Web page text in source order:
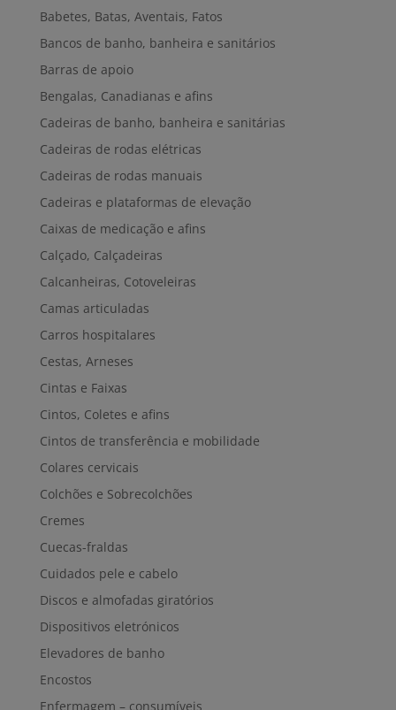
Babetes, Batas, Aventais, Fatos
Bancos de banho, banheira e sanitários
Barras de apoio
Bengalas, Canadianas e afins
Cadeiras de banho, banheira e sanitárias
Cadeiras de rodas elétricas
Cadeiras de rodas manuais
Cadeiras e plataformas de elevação
Caixas de medicação e afins
Calçado, Calçadeiras
Calcanheiras, Cotoveleiras
Camas articuladas
Carros hospitalares
Cestas, Arneses
Cintas e Faixas
Cintos, Coletes e afins
Cintos de transferência e mobilidade
Colares cervicais
Colchões e Sobrecolchões
Cremes
Cuecas-fraldas
Cuidados pele e cabelo
Discos e almofadas giratórios
Dispositivos eletrónicos
Elevadores de banho
Encostos
Enfermagem – consumíveis